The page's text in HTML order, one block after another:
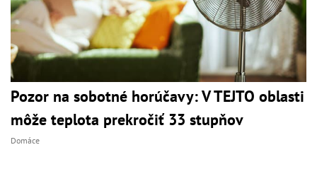
Pozor na sobotné horúčavy: V TEJTO oblasti
môže teplota prekročiť 33 stupňov
Domáce